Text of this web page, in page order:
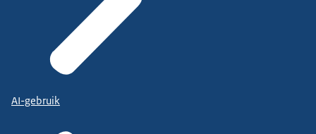
AI-gebruik